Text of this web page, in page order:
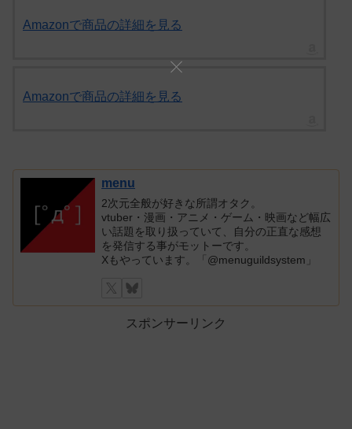
Amazonで商品の詳細を見る
Amazonで商品の詳細を見る
menu
2次元全般が好きな所謂オタク。
vtuber・漫画・アニメ・ゲーム・映画など幅広
い話題を取り扱っていて、自分の正直な感想
を発信する事がモットーです。
Xもやっています。「@menuguildsystem」
スポンサーリンク